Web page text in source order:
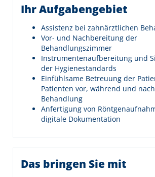
Ihr Aufgabengebiet
Assistenz bei zahnärztlichen
Vor- und Nachbereitung der
Behandlungszimmer
Instrumentenaufbereitung und
der Hygienestandards
Einfühlsame Betreuung der
Patienten vor, während und
Behandlung
Anfertigung von
digitale Dokumentation
Das bringen Sie mit